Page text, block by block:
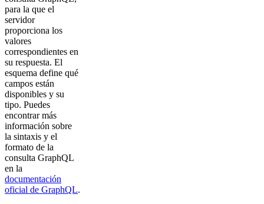
para la que el
servidor
proporciona los
valores
correspondientes en
su respuesta. El
esquema define qué
campos están
disponibles y su
tipo. Puedes
encontrar más
información sobre
la sintaxis y el
formato de la
consulta GraphQL
en la
documentación
oficial de GraphQL.